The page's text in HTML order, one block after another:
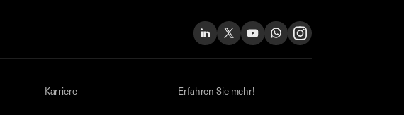
Karriere Erfahren Sie mehr!